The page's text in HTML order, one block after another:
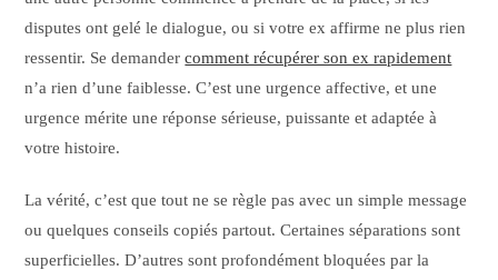
disputes ont gelé le dialogue, ou si votre ex affirme ne plus rien
ressentir. Se demandercomment récupérer son ex rapidement
n’a rien d’une faiblesse. C’est une urgence affective, et une
urgence mérite une réponse sérieuse, puissante et adaptée à
votre histoire.
La vérité, c’est que tout ne se règle pas avec un simple message
ou quelques conseils copiés partout. Certaines séparations sont
superficielles. D’autres sont profondément bloquées par la